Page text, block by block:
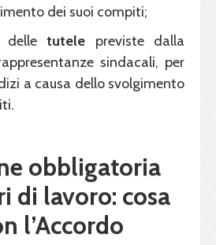
dei suoi compiti;
delle tutele previste dalla
sindacali, per
a causa dello svolgimento
obbligatoria
di lavoro: cosa
l’Accordo